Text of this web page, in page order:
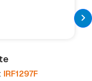
IRF1297F